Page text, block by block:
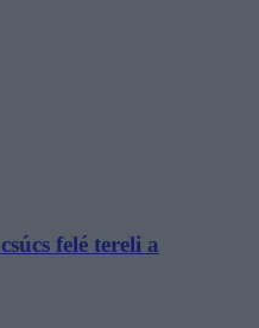
felé tereli a